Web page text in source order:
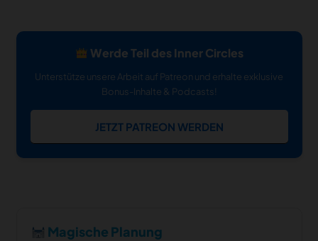
Werde Teil des Inner Circles
Unterstütze unsere Arbeit auf Patreon und erhalte exklusive
Bonus-Inhalte & Podcasts!
JETZT PATREON WERDEN
Magische Planung